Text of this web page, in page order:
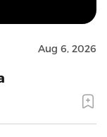
Aug 6, 2026